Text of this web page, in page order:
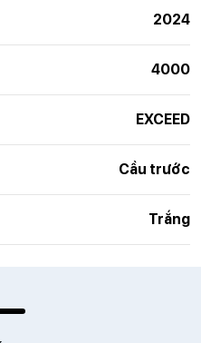
2024
4000
EXCEED
Cầu trước
Trắng